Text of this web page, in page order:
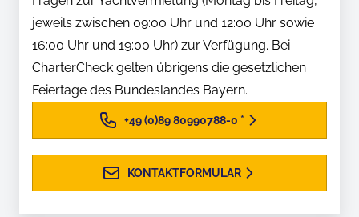
jeweils zwischen 09:00 Uhr und 12:00 Uhr sowie
16:00 Uhr und 19:00 Uhr) zur Verfügung. Bei
CharterCheck gelten übrigens die gesetzlichen
Feiertage des Bundeslandes Bayern.
+49 (0)89 80990788-0 *
KONTAKTFORMULAR